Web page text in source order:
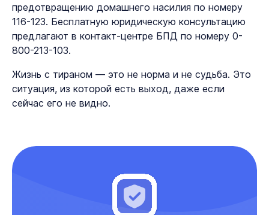
предотвращению домашнего насилия по номеру
116-123. Бесплатную юридическую консультацию
предлагают в контакт-центре БПД по номеру 0-
800-213-103.
Жизнь с тираном — это не норма и не судьба. Это
ситуация, из которой есть выход, даже если
сейчас его не видно.